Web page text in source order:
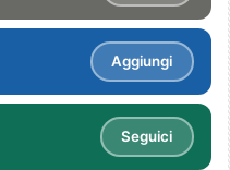
Aggiungi
Seguici